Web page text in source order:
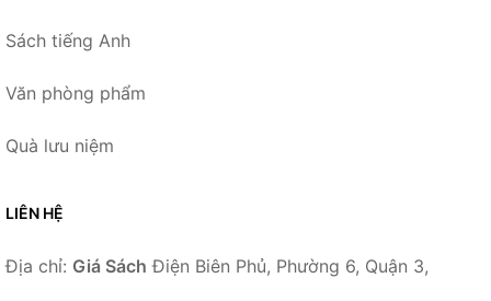
Sách tiếng Anh
Văn phòng phẩm
Quà lưu niệm
LIÊN HỆ
Địa chỉ: Giá Sách Điện Biên Phủ, Phường 6, Quận 3,